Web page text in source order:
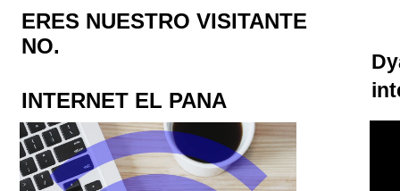
ERES NUESTRO VISITANTE
NO.
INTERNET EL PANA